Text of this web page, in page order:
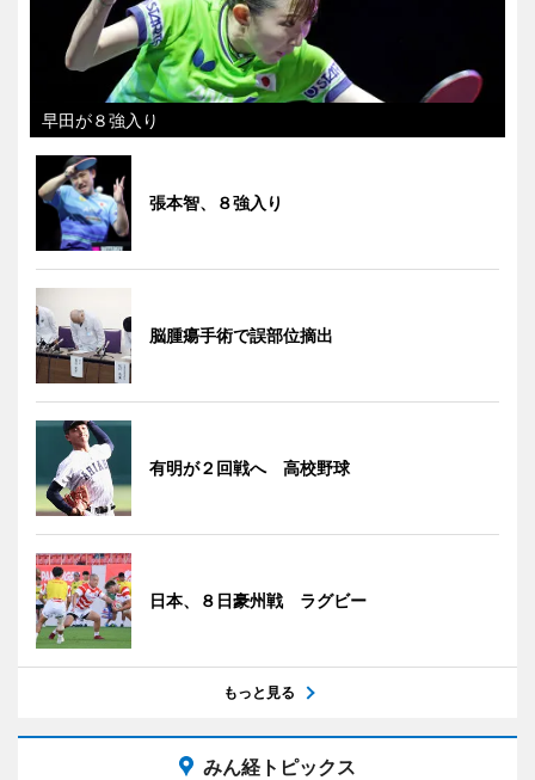
早田が８強入り
張本智、８強入り
脳腫瘍手術で誤部位摘出
有明が２回戦へ 高校野球
日本、８日豪州戦 ラグビー
もっと見る
みん経トピックス